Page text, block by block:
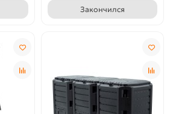
Закончился